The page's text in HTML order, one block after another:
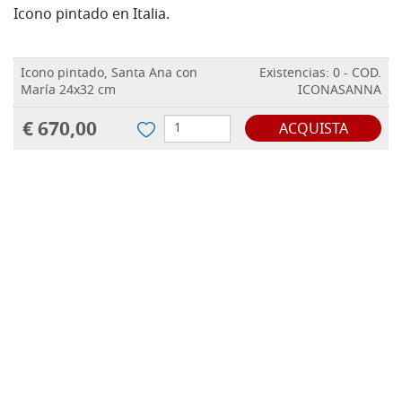
Icono pintado en Italia.
Icono pintado, Santa Ana con
María 24x32 cm
Existencias: 0 - COD.
ICONASANNA
€ 670,00 ACQUISTA